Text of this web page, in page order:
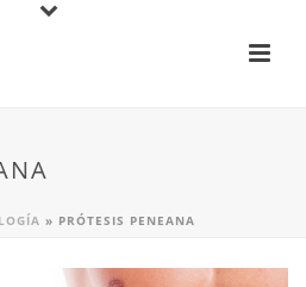
» PRÓTESIS PENEANA